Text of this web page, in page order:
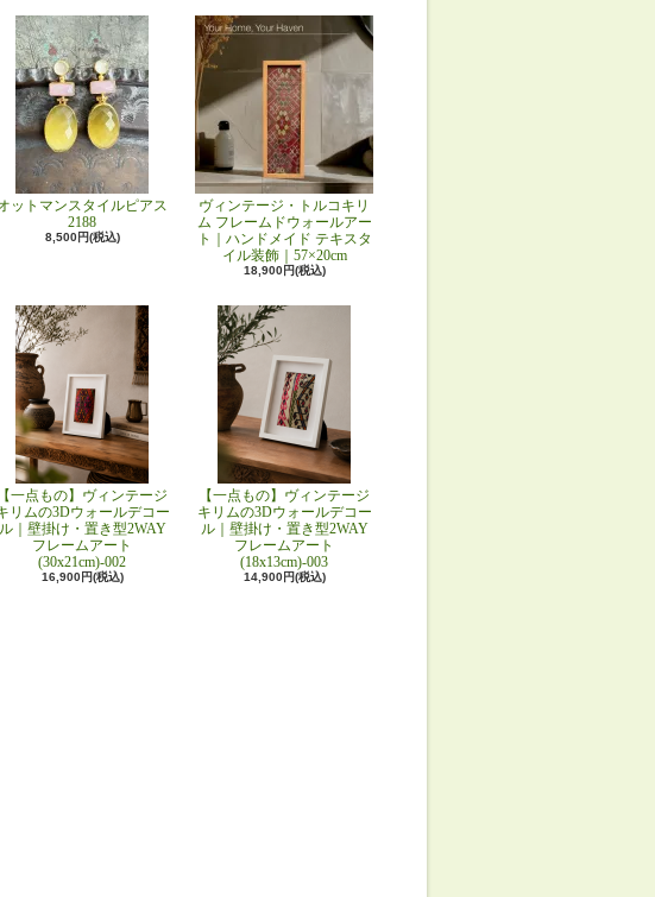
ットマンスタイルピアス
2188
8,500円(税込)
ヴィンテージ・トルコキリ
ム フレームドウォールアー
ト｜ハンドメイド テキスタ
イル装飾｜57×20cm
18,900円(税込)
【一点もの】ヴィンテージ
リムの3Dウォールデコー
ル｜壁掛け・置き型2WAY
フレームアート
(30x21cm)-002
16,900円(税込)
【一点もの】ヴィンテージ
キリムの3Dウォールデコー
ル｜壁掛け・置き型2WAY
フレームアート
(18x13cm)-003
14,900円(税込)